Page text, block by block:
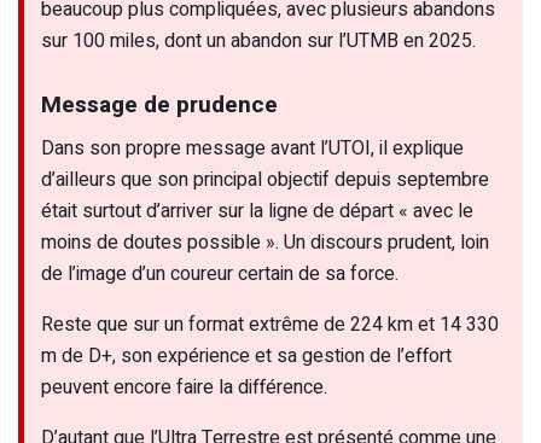
beaucoup plus compliquées, avec plusieurs abandons
sur 100 miles, dont un abandon sur l’UTMB en 2025.
Message de prudence
Dans son propre message avant l’UTOI, il explique
d’ailleurs que son principal objectif depuis septembre
était surtout d’arriver sur la ligne de départ « avec le
moins de doutes possible ». Un discours prudent, loin
de l’image d’un coureur certain de sa force.
Reste que sur un format extrême de 224 km et 14 330
m de D+, son expérience et sa gestion de l’effort
peuvent encore faire la différence.